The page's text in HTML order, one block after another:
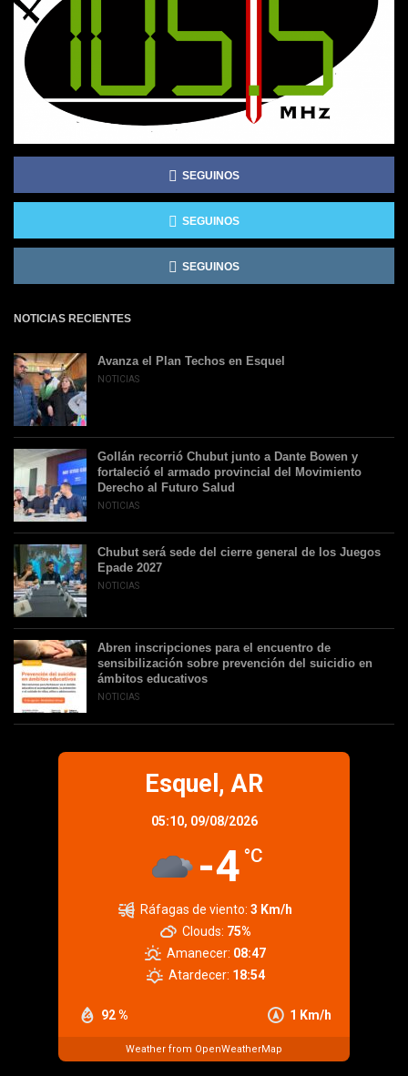
SEGUINOS
SEGUINOS
SEGUINOS
NOTICIAS RECIENTES
Avanza el Plan Techos en Esquel
NOTICIAS
Gollán recorrió Chubut junto a Dante Bowen y
fortaleció el armado provincial del Movimiento
Derecho al Futuro Salud
NOTICIAS
Chubut será sede del cierre general de los Juegos
Epade 2027
NOTICIAS
Abren inscripciones para el encuentro de
sensibilización sobre prevención del suicidio en
ámbitos educativos
NOTICIAS
Esquel, AR
05:10, 09/08/2026
-4 °C
92 % 1 Km/h
Ráfagas de viento: 3 Km/h
Clouds: 75%
Amanecer: 08:47
Atardecer: 18:54
Weather from OpenWeatherMap